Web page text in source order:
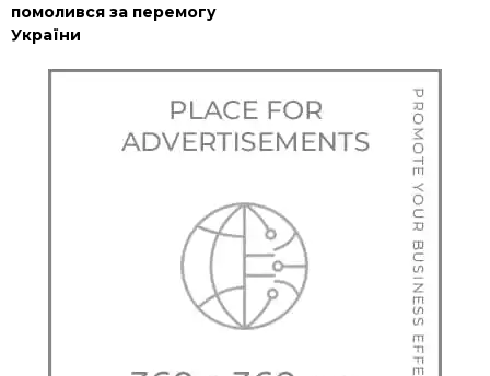
помолився за перемогу
України